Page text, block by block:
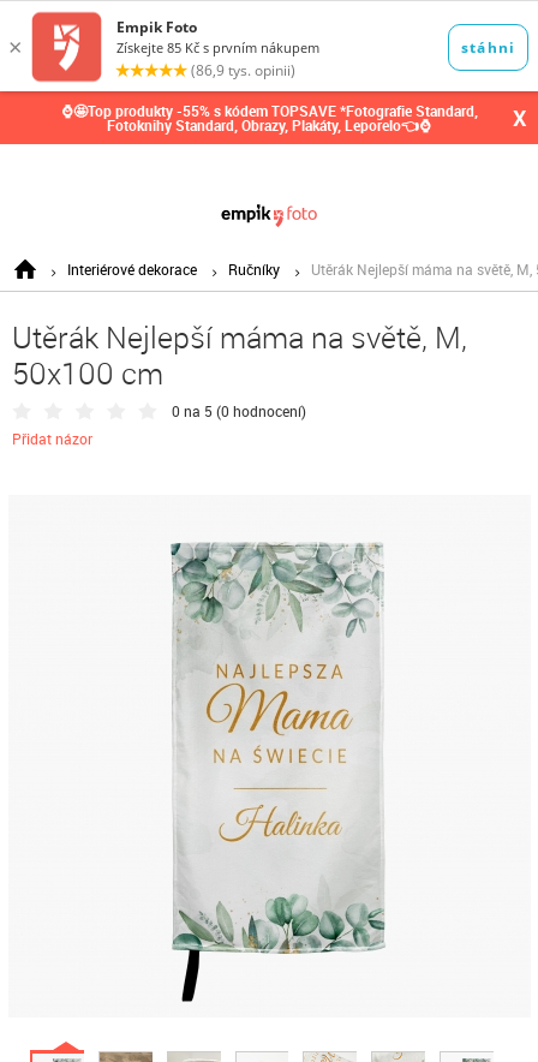
⌚🤩Top produkty -55% s kódem TOPSAVE *Fotografie Standard,
Fotoknihy Standard, Obrazy, Plakáty, Leporelo👈⌚ X
Interiérové dekorace Ručníky Utěrák Nejlepší máma na světě,
Utěrák Nejlepší máma na světě, M,
50x100 cm
0 na 5 (0 hodnocení)
Přidat názor